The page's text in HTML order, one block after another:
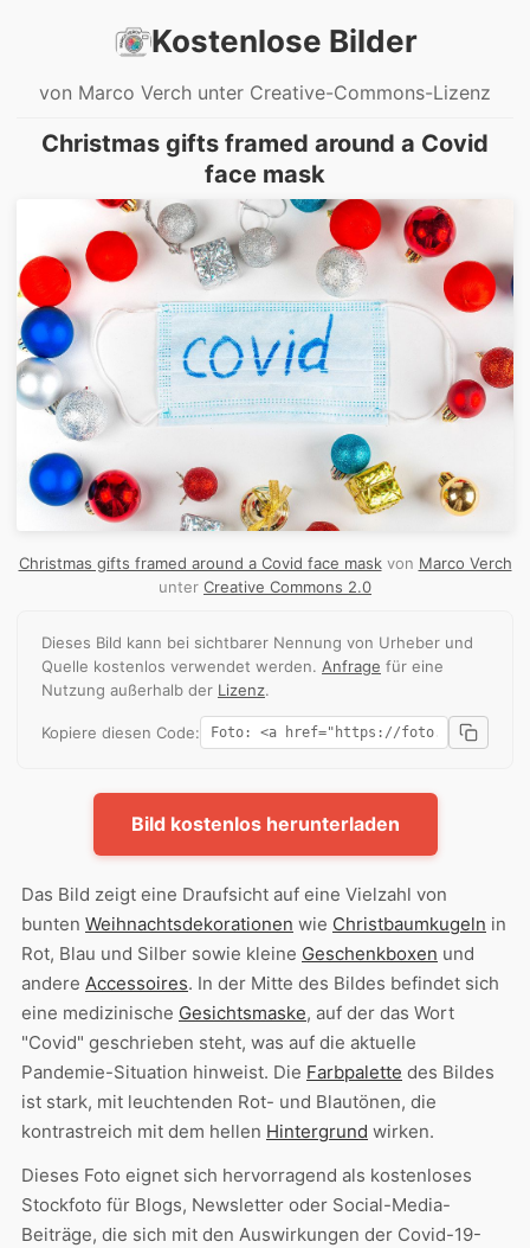
Kostenlose Bilder
von Marco Verch unter Creative-Commons-Lizenz
Christmas gifts framed around a Covid
face mask
Christmas gifts framed around a Covid face maskvon Marco Verch
unter Creative Commons 2.0
Dieses Bild kann bei sichtbarer Nennung von Urheber und
Quelle kostenlos verwendet werden. Anfrage für eine
Nutzung außerhalb der Lizenz.
Kopiere diesen Code:
Bild kostenlos herunterladen
Das Bild zeigt eine Draufsicht auf eine Vielzahl von
bunten Weihnachtsdekorationen wie Christbaumkugeln in
Rot, Blau und Silber sowie kleine Geschenkboxen und
andere Accessoires. In der Mitte des Bildes befindet sich
eine medizinische Gesichtsmaske, auf der das Wort
"Covid" geschrieben steht, was auf die aktuelle
Pandemie-Situation hinweist. Die Farbpalette des Bildes
ist stark, mit leuchtenden Rot- und Blautönen, die
kontrastreich mit dem hellen Hintergrund wirken.
Dieses Foto eignet sich hervorragend als kostenloses
Stockfoto für Blogs, Newsletter oder Social-Media-
Beiträge, die sich mit den Auswirkungen der Covid-19-